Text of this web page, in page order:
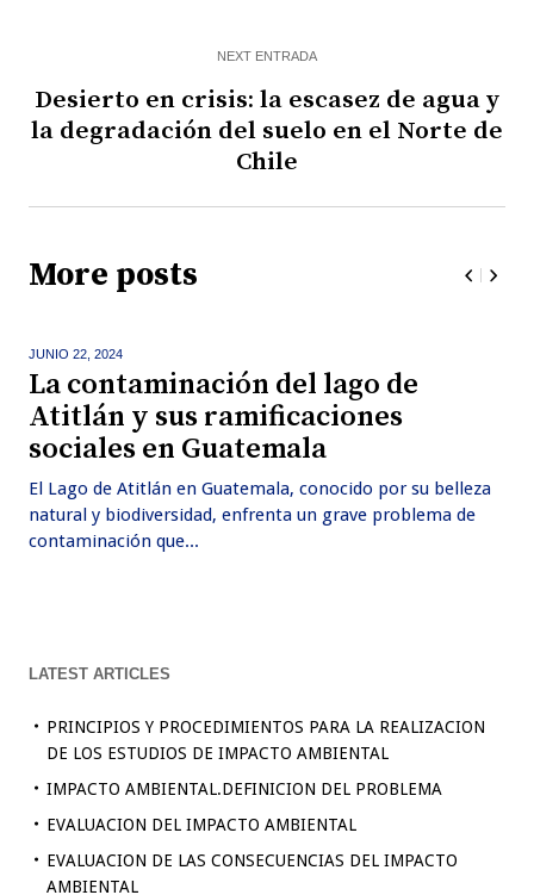
NEXT ENTRADA
Desierto en crisis: la escasez de agua y
la degradación del suelo en el Norte de
Chile
More posts
JUNIO 22,2024
La contaminación del lago de
Atitlán y sus ramificaciones
sociales en Guatemala
El Lago de Atitlán en Guatemala, conocido por su belleza
natural y biodiversidad, enfrenta un grave problema de
contaminación que...
LATEST ARTICLES
PRINCIPIOS Y PROCEDIMIENTOS PARA LA REALIZACION
DE LOS ESTUDIOS DE IMPACTO AMBIENTAL
IMPACTO AMBIENTAL.DEFINICION DEL PROBLEMA
EVALUACION DEL IMPACTO AMBIENTAL
EVALUACION DE LAS CONSECUENCIAS DEL IMPACTO
AMBIENTAL